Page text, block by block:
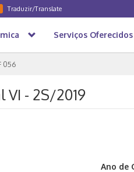
Traduzir/Translate
Serviços Oferecidos
056
VI - 2S/2019
Ano de